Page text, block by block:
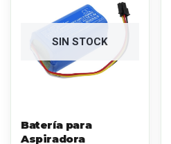
SIN STOCK
Batería para
Aspiradora